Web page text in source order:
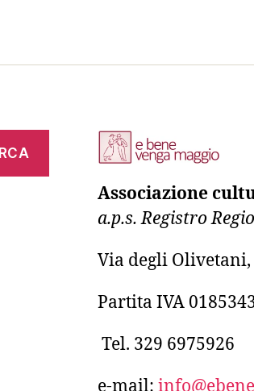
Associazione
a.p.s. Registro
Via degli Olivetani,
Partita IVA
Tel. 329 6975926
e-mail: